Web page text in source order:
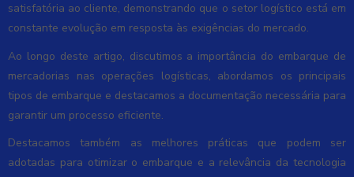
satisfatória ao cliente, demonstrando que o setor logístico está em
constante evolução em resposta às exigências do mercado.
Ao longo deste artigo, discutimos a importância do embarque de
mercadorias nas operações logísticas, abordamos os principais
tipos de embarque e destacamos a documentação necessária para
garantir um processo eficiente.
Destacamos também as melhores práticas que podem ser
adotadas para otimizar o embarque e a relevância da tecnologia